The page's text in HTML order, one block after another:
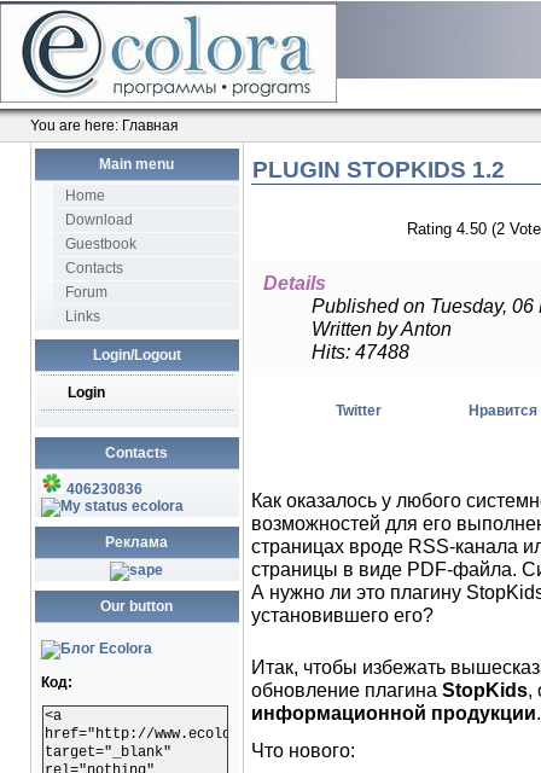
You are here: Главная
Main menu
Home
Download
Guestbook
Contacts
Forum
Links
Login/Logout
Login
Contacts
406230836
ecolora
Реклама
Our button
Код:
<a
href="http://www.ecolora.com"
target="_blank"
PLUGIN STOPKIDS 1.2
Rating 4.50 (2
Details
Published on Tuesday,
Written by Anton
Hits: 47488
Twitter Нравится
Как оказалось у любого
возможностей для его
страницах вроде RSS-канала
страницы в виде PDF-файла.
А нужно ли это плагину
установившего его?
Итак, чтобы избежать
обновление плагина StopKids,
информационной продукции.
Что нового: